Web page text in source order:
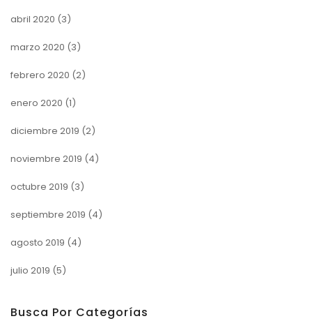
abril 2020 (3)
marzo 2020 (3)
febrero 2020 (2)
enero 2020 (1)
diciembre 2019 (2)
noviembre 2019 (4)
octubre 2019 (3)
septiembre 2019 (4)
agosto 2019 (4)
julio 2019 (5)
Busca Por Categorías